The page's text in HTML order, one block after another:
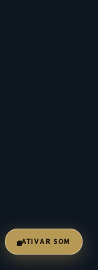
ATIVAR SOM